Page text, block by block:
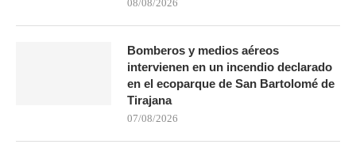
08/08/2026
Bomberos y medios aéreos
intervienen en un incendio declarado
en el ecoparque de San Bartolomé de
Tirajana
07/08/2026